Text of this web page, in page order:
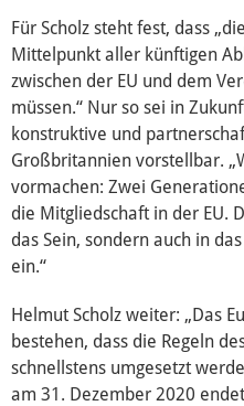
Auswärtige
Europäische Linkspartei
Interviews
Transparenz
Über mich
Vor Ort
Für Scholz steht fest, dass
Mittelpunkt aller künftigen
zwischen der EU und dem
müssen.“ Nur so sei in
konstruktive und
Großbritannien vorstellbar.
vormachen: Zwei
die Mitgliedschaft in der EU.
das Sein, sondern auch in
ein.“
Helmut Scholz weiter: „Das
bestehen, dass die Regeln
schnellstens umgesetzt
am 31. Dezember 2020